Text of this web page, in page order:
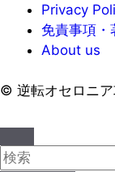
Privacy
免責事項・
About us
© 逆転オセロニ